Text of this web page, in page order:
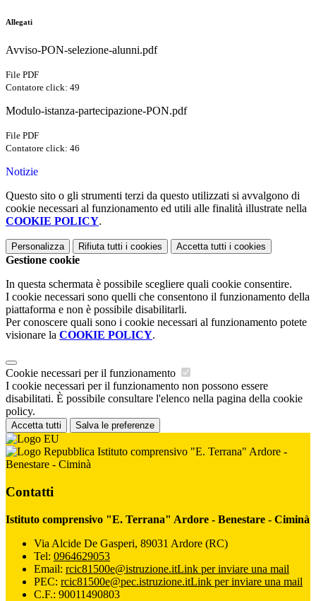
Allegati
Avviso-PON-selezione-alunni.pdf
File PDF
Contatore click: 49
Modulo-istanza-partecipazione-PON.pdf
File PDF
Contatore click: 46
Notizie
Questo sito o gli strumenti terzi da questo utilizzati si avvalgono di
cookie necessari al funzionamento ed utili alle finalità illustrate nella
COOKIE POLICY.
Personalizza Rifiuta tutti i cookies Accetta tutti i cookies
Gestione cookie
In questa schermata è possibile scegliere quali cookie consentire.
I cookie necessari sono quelli che consentono il funzionamento della
piattaforma e non è possibile disabilitarli.
Per conoscere quali sono i cookie necessari al funzionamento potete
visionare la COOKIE POLICY.
Cookie necessari per il funzionamento
I cookie necessari per il funzionamento non possono essere
disabilitati. È possibile consultare l'elenco nella pagina della cookie
policy.
Accetta tutti Salva le preferenze
Istituto comprensivo "E. Terrana" Ardore -
Benestare - Ciminà
Contatti
Istituto comprensivo "E. Terrana" Ardore - Benestare - Ciminà
Via Alcide De Gasperi, 89031 Ardore (RC)
Tel: 0964629053
Email: rcic81500e@istruzione.itLink per inviare una mail
PEC: rcic81500e@pec.istruzione.itLink per inviare una mail
C.F.: 90011490803